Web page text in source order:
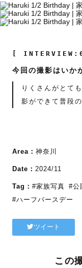
[
今回の撮影はいか
りくさんがとて
影ができて普段
Area： 神奈川
Date： 2024/11
Tag： #家族写真 #公
#ハーフバースデー
ツイート
この